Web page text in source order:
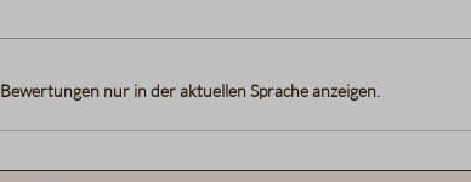
Bewertungen nur in der aktuellen Sprache anzeigen.